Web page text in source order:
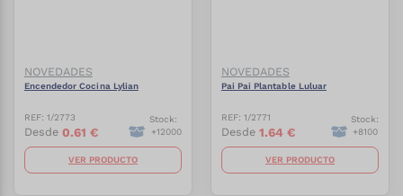
NOVEDADES
Encendedor Cocina Lylian
REF: 1/2773
Desde 0.61 €
Stock:
+12000
VER PRODUCTO
NOVEDADES
Pai Pai Plantable Luluar
REF: 1/2771
Desde 1.64 €
Stock:
+8100
VER PRODUCTO